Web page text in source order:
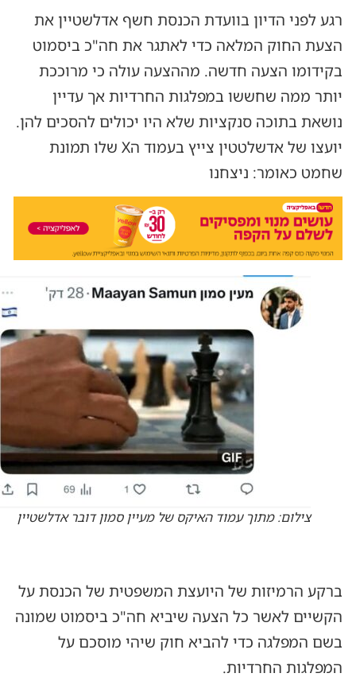
רגע לפני הדיון בוועדת הכנסת חשף אדלשטיין את
הצעת החוק המלאה כדי לאתגר את חה"כ ביסמוט
בקידומו הצעה חדשה. מההצעה עולה כי מרוככת
יותר ממה שחששו במפלגות החרדיות אך עדיין
נושאת בתוכה סנקציות שלא היו יכולים להסכים להן.
יועצו של אדשלטטין צייץ בעמוד הX שלו תמונת
שחמט כאומר: ניצחנו
צילום: מתוך עמוד האיקס של מעיין סמון דובר אדלשטיין
ברקע הרמיזות של היועצת המשפטית של הכנסת על
הקשיים לאשר כל הצעה שיביא חה"כ ביסמוט שמונה
בשם המפלגה כדי להביא חוק שיהי מוסכם על
המפלגות החרדיות.